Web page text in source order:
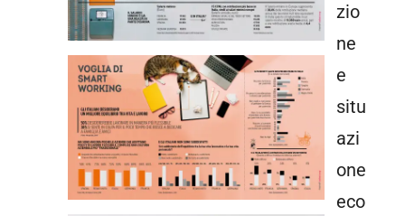
zio
ne
e
situ
azi
one
eco